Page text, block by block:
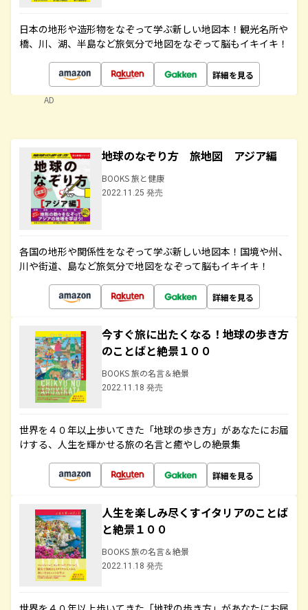
日本の地形や造形物をなぞって学ぶ新しい地図本！観光名所や
橋、川、湖、半島など旅気分で地図をなぞって脳もイキイキ！
詳細を見る
AD
地球のなぞり方 旅地図 アジア編
BOOKS 旅と健康
2022.11.25 発売
各国の地形や関係性をなぞって学ぶ新しい地図本！国境や州、
川や街道、島など旅気分で地図をなぞって脳もイキイキ！
詳細を見る
今すぐ旅に出たくなる！地球の歩き方
のことばと絶景１００
BOOKS 旅の名言＆絶景
2022.11.18 発売
世界を４０年以上歩いてきた「地球の歩き方」があなたにお届
けする、人生を輝かせる旅の名言と癒やしの絶景集
詳細を見る
人生を楽しみ尽くすイタリアのことば
と絶景１００
BOOKS 旅の名言＆絶景
2022.11.18 発売